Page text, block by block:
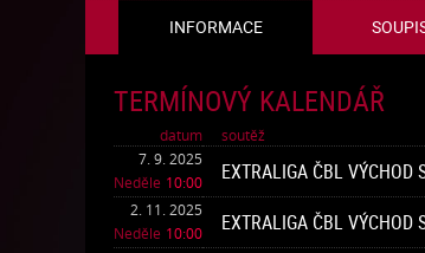
INFORMACE
TERMÍNOVÝ KALENDÁŘ
datum soutěž
7. 9. 2025
Neděle 10:00 EXTRALIGA ČBL VÝCHOD
2. 11. 2025
Neděle 10:00 EXTRALIGA ČBL VÝCHOD